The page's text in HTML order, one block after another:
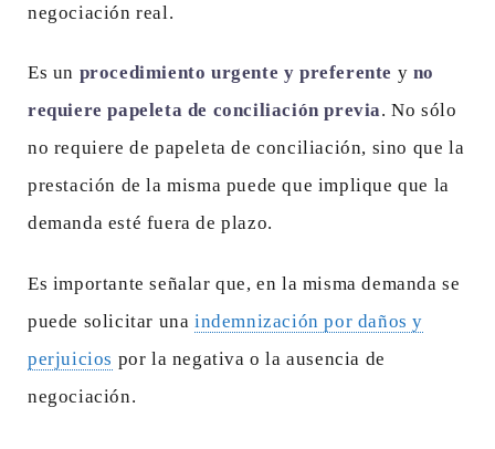
negociación real.
Es un procedimiento urgente y preferente y no
requiere papeleta de conciliación previa. No sólo
no requiere de papeleta de conciliación, sino que la
prestación de la misma puede que implique que la
demanda esté fuera de plazo.
Es importante señalar que, en la misma demanda se
puede solicitar una indemnización por daños y
perjuicios por la negativa o la ausencia de
negociación.